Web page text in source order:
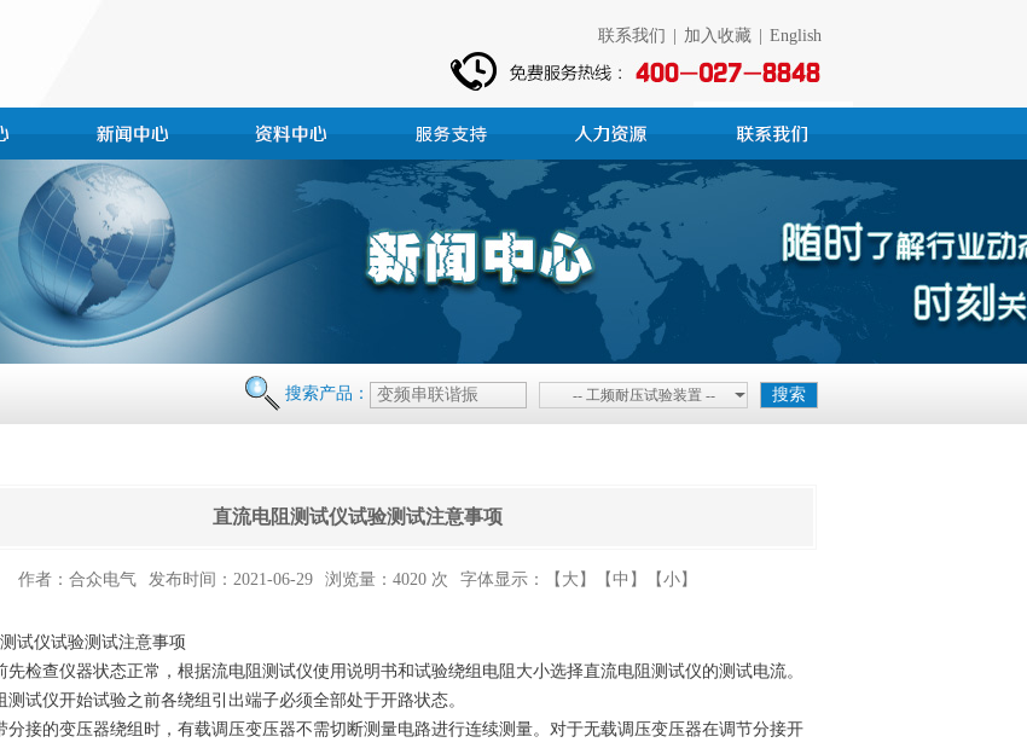
联系我们 加入收藏 English
搜索产品： -- 工频耐压试验装置 --
直流电阻测试仪试验测试注意事项
作者：合众电气 发布时间：2021-06-29 浏览量：4020 次 字体显示： 【大】 【中】 【小】
仪试验测试注意事项
查仪器状态正常，根据流电阻测试仪使用说明书和试验绕组电阻大小选择直流电阻测试仪的测试电流。
仪开始试验之前各绕组引出端子必须全部处于开路状态。
的变压器绕组时，有载调压变压器不需切断测量电路进行连续测量。对于无载调压变压器在调节分接开